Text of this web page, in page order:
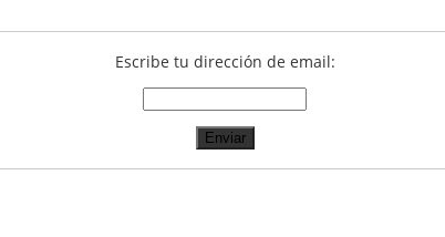
Escribe tu dirección de email: